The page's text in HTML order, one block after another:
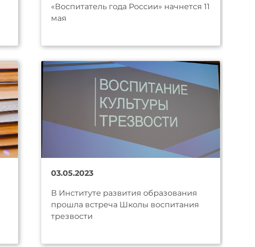
«Воспитатель года России» начнется 11
мая
03.05.2023
В Институте развития образования
прошла встреча Школы воспитания
трезвости